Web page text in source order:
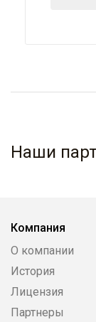
Наши
Компания
О компании
История
Лицензия
Партнеры